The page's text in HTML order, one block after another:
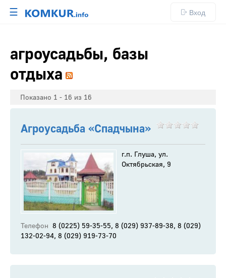
☰ Вход
агроусадьбы, базы
отдыха
Показано 1 - 16 из 16
Агроусадьба «Спадчына»
г.п. Глуша, ул.
Октябрьская, 9
Телефон 8 (0225) 59-35-55, 8 (029) 937-89-38, 8 (029)
132-02-94, 8 (029) 919-73-70